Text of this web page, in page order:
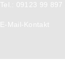
Tel.: 09123 99 897
E-Mail-Kontakt